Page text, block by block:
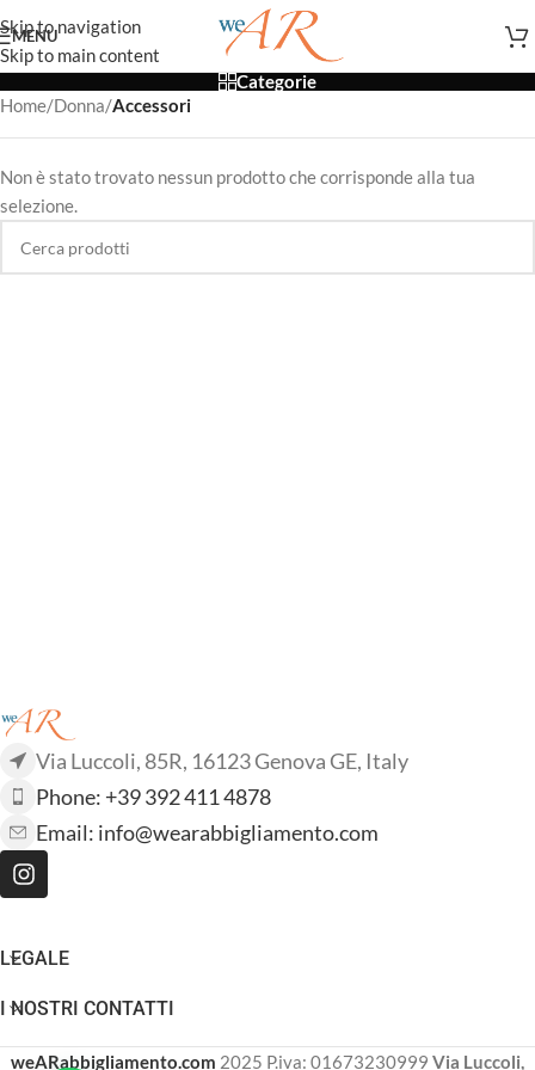
Skip to navigation
Skip to main content
MENU
Categorie
Home/Donna/Accessori
Non è stato trovato nessun prodotto che corrisponde alla tua
selezione.
Via Luccoli, 85R, 16123 Genova GE, Italy
Phone: +39 392 411 4878
Email: info@wearabbigliamento.com
LEGALE
I NOSTRI CONTATTI
weARabbigliamento.com 2025 P.iva: 01673230999 Via Luccoli,